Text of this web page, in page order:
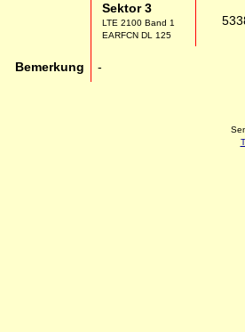
Sektor 3
LTE 2100 Band 1
EARFCN DL 125
Bemerkung -